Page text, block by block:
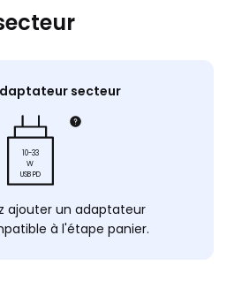
secteur
10-33
W
USB PD
ajouter un adaptateur
à l'étape panier.